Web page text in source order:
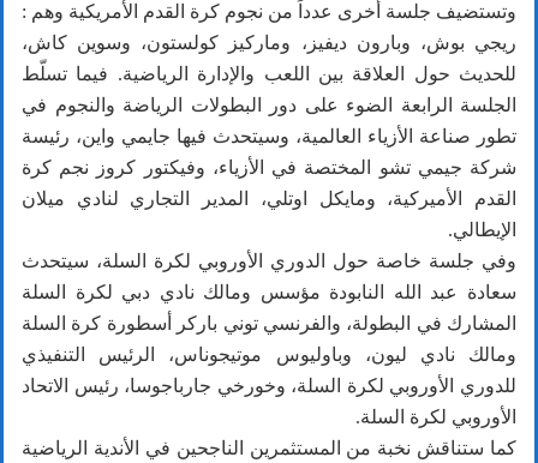
وتستضيف جلسة أخرى عدداً من نجوم كرة القدم الأمريكية وهم :
ريجي بوش، وبارون ديفيز، وماركيز كولستون، وسوين كاش،
للحديث حول العلاقة بين اللعب والإدارة الرياضية. فيما تسلّط
الجلسة الرابعة الضوء على دور البطولات الرياضة والنجوم في
تطور صناعة الأزياء العالمية، وسيتحدث فيها جايمي واين، رئيسة
شركة جيمي تشو المختصة في الأزياء، وفيكتور كروز نجم كرة
القدم الأميركية، ومايكل اوتلي، المدير التجاري لنادي ميلان
الإيطالي.
وفي جلسة خاصة حول الدوري الأوروبي لكرة السلة، سيتحدث
سعادة عبد الله النابودة مؤسس ومالك نادي دبي لكرة السلة
المشارك في البطولة، والفرنسي توني باركر أسطورة كرة السلة
ومالك نادي ليون، وباوليوس موتيجوناس، الرئيس التنفيذي
للدوري الأوروبي لكرة السلة، وخورخي جارباجوسا، رئيس الاتحاد
الأوروبي لكرة السلة.
كما ستناقش نخبة من المستثمرين الناجحين في الأندية الرياضية